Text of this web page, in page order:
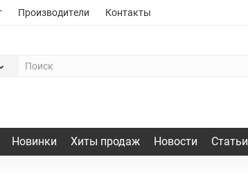
Производители Контакты
Новинки Хиты продаж Новости Статьи